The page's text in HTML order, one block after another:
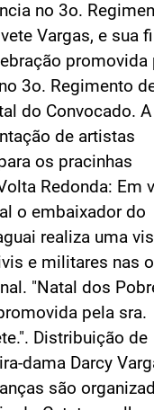
no 3o.
Vargas, e sua
promovida
3o. Regimento
do Convocado. A
de artistas
os pracinhas
Redonda: Em
o embaixador do
realiza uma
e militares nas
"Natal dos
pela sra.
Distribuição de
dama Darcy
são